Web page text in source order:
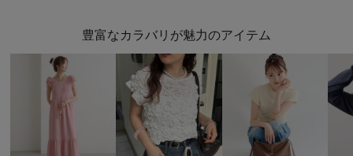
豊富なカラバリが魅力のアイテム